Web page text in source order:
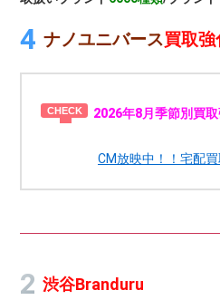
ナノユニバース買取強
2026年8月季節別買
CM放映中！！宅配
渋谷Branduru